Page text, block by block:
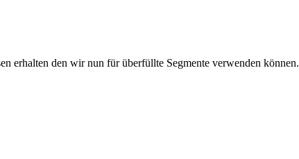
erhalten den wir nun für überfüllte Segmente verwenden können.